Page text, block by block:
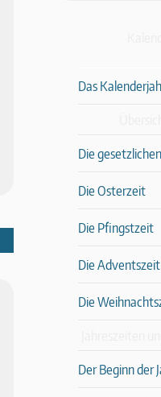
Das
Die
Die Osterzeit
Die Pfingstzeit
Die Adventszeit
Die
Der Beginn der